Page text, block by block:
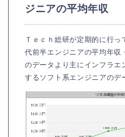
ジニアの平均年収
Ｔｅｃｈ総研が定期的に行
代前半エンジニアの平均年収
のデータより主にインフラエ
するソフト系エンジニアのデ